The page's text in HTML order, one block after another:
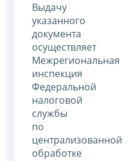
Выдачу
указанного
документа
осуществляет
Межрегиональная
инспекция
Федеральной
налоговой
службы
по
централизованной
обработке